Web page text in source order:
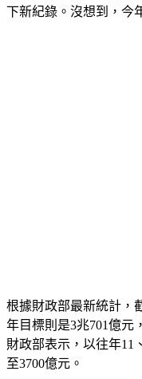
下新紀錄。沒想到，今
根據財政部最新統計，
年目標則是3兆701億元
財政部表示，以往年11
至3700億元。